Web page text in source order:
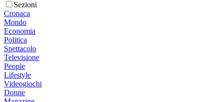
Sezioni
Cronaca
Mondo
Economia
Politica
Spettacolo
Televisione
People
Lifestyle
Videogiochi
Donne